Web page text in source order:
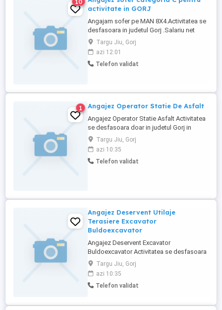
10
activitate in GORJ
Angajam sofer pe MAN 8X4.Activitatea se
desfasoara in judetul Gorj .Salariu net
5000 lei la care se adauga contributiile la
bugetul de stat .Program 8-18 cu pauza de
masa.Din Targu Jiu spre locul de munca
masina pleaca la ora 7.00. O sambata se
Targu Jiu, Gorj
azi 12:01
Telefon validat
1 Angajez Operator Statie De Asfalt
Angajez Operator Statie Asfalt Activitatea
se desfasoara doar in judetul Gorj in
cadrul unei Stati de Asfalt in Targu Jiu
Program 08.00_18 .00 luni -vineri ,2
sambete lucratoare pe luna program
08.00-16.00 Salariu 5000 lei Net iarna,vara
Targu Jiu, Gorj
azi 10:35
Telefon validat
Angajez Deservent Utilaje
Terasiere Excavator
Buldoexcavator
Angajez Deservent Excavator
Buldoexcavator Activitatea se desfasoara
doar in judetul Gorj in cadrul unei Stati de
Asfalt in Targu Jiu Contract de munca pe
perioada nedeterminata Se cauta
persoane cu Experienta in domeniu si
mentenanta ! Pentru detalii Mihai ...
Targu Jiu, Gorj
azi 10:35
Telefon validat